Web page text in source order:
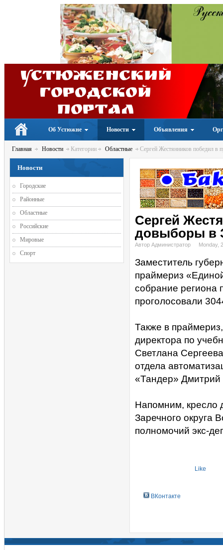
Устюженский
Городской
портал
Об Устюжне Новости Объявления
Главная Новости Категории Областные Сергей Жестянников победил в
Сергей
довыборы в
Автор Администратор Monday,
Заместитель
праймериз
собрание региона
проголосовали
Также в
директора по
Светлана
отдела
«Тандер» Дмитрий
Напомним, кресло
Заречного округа
полномочий экс-
Like
ВКонтакте
Новости
Городские
Районные
Областные
Российские
Мировые
Спорт